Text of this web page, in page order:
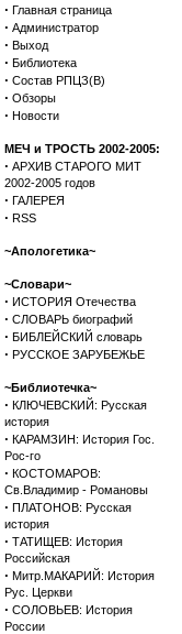
· Главная страница
· Администратор
· Выход
· Библиотека
· Состав РПЦЗ(В)
· Обзоры
· Новости
МЕЧ и ТРОСТЬ 2002-2005:
· АРХИВ СТАРОГО МИТ
2002-2005 годов
· ГАЛЕРЕЯ
· RSS
~Апологетика~
~Словари~
· ИСТОРИЯ Отечества
· СЛОВАРЬ биографий
· БИБЛЕЙСКИЙ словарь
· РУССКОЕ ЗАРУБЕЖЬЕ
~Библиотечка~
· КЛЮЧЕВСКИЙ: Русская
история
· КАРАМЗИН: История Гос.
Рос-го
· КОСТОМАРОВ:
Св.Владимир - Романовы
· ПЛАТОНОВ: Русская
история
· ТАТИЩЕВ: История
Российская
· Митр.МАКАРИЙ: История
Рус. Церкви
· СОЛОВЬЕВ: История
России